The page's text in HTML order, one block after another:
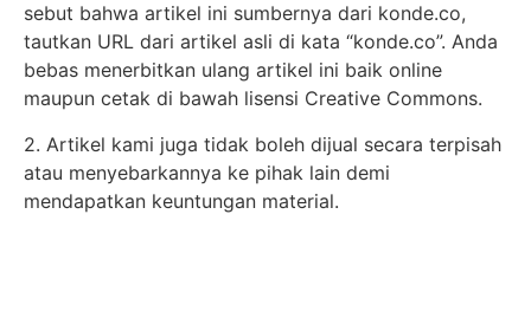
sebut bahwa artikel ini sumbernya dari konde.co,
tautkan URL dari artikel asli di kata “konde.co”. Anda
bebas menerbitkan ulang artikel ini baik online
maupun cetak di bawah lisensi Creative Commons.
2. Artikel kami juga tidak boleh dijual secara terpisah
atau menyebarkannya ke pihak lain demi
mendapatkan keuntungan material.